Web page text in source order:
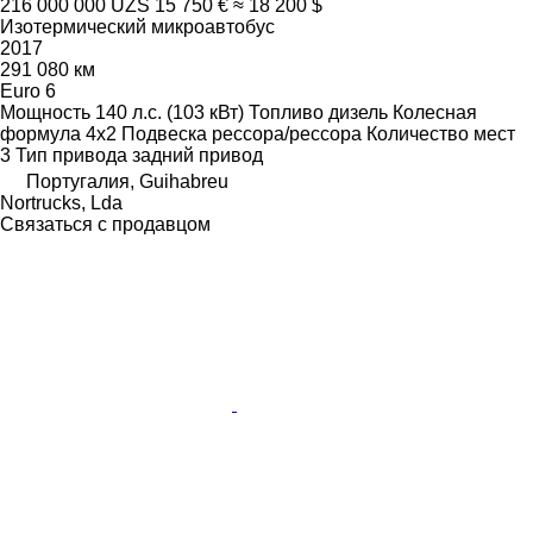
216 000 000 UZS 15 750 € ≈ 18 200 $
Изотермический микроавтобус
2017
291 080 км
Euro 6
Мощность 140 л.с. (103 кВт) Топливо дизель Колесная
формула 4x2 Подвеска рессора/рессора Количество мест
3 Тип привода задний привод
Португалия, Guihabreu
Nortrucks, Lda
Связаться с продавцом